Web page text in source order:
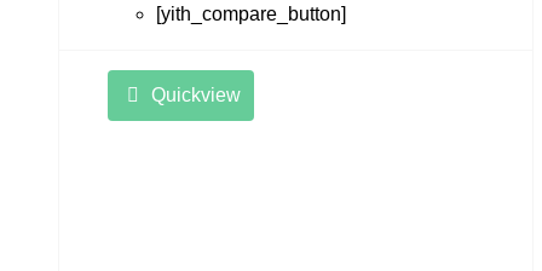
[yith_compare_button]
Quickview